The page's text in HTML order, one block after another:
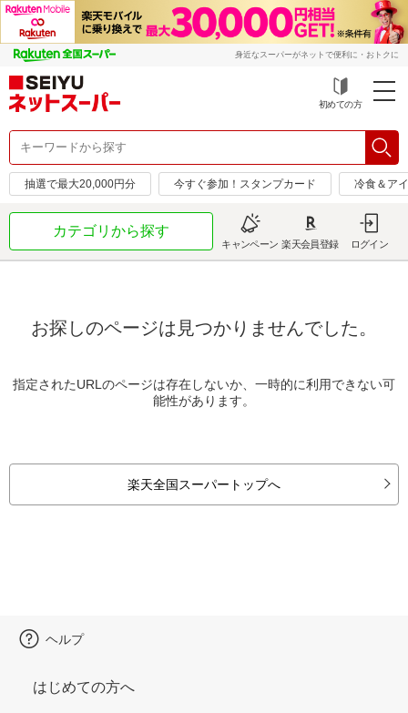
身近なスーパーがネットで便利に・おトクに
初めての方
抽選で最大20,000円分 今すぐ参加！スタンプカード 冷食＆ア
カテゴリから探す
キャンペーン 楽天会員登録 ログイン
お探しのページは見つかりませんでした。
指定されたURLのページは存在しないか、一時的に利用できない可
能性があります。
楽天全国スーパートップへ
ヘルプ
はじめての方へ